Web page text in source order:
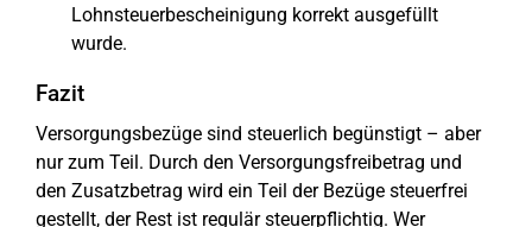
Lohnsteuerbescheinigung korrekt ausgefüllt
wurde.
Fazit
Versorgungsbezüge sind steuerlich begünstigt – aber
nur zum Teil. Durch den Versorgungsfreibetrag und
den Zusatzbetrag wird ein Teil der Bezüge steuerfrei
gestellt, der Rest ist regulär steuerpflichtig. Wer